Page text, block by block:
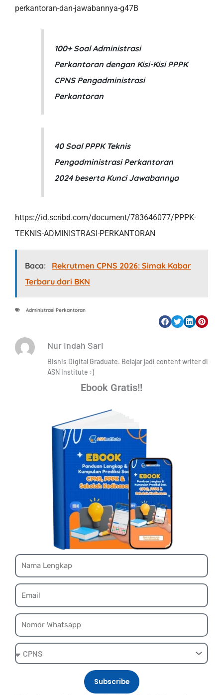
perkantoran-dan-jawabannya-g47B
100+ Soal Administrasi
Perkantoran dengan Kisi-Kisi PPPK
CPNS Pengadministrasi
Perkantoran
40 Soal PPPK Teknis
Pengadministrasi Perkantoran
2024 beserta Kunci Jawabannya
https://id.scribd.com/document/783646077/PPPK-
TEKNIS-ADMINISTRASI-PERKANTORAN
Baca:
Rekrutmen CPNS 2026: Simak Kabar
Terbaru dari BKN
Administrasi Perkantoran
Nur Indah Sari
Bisnis Digital Graduate. Belajar jadi content writer di
ASN Institute :)
Ebook Gratis!!
Name
Email
Whatsapp
Ebook
Subscribe